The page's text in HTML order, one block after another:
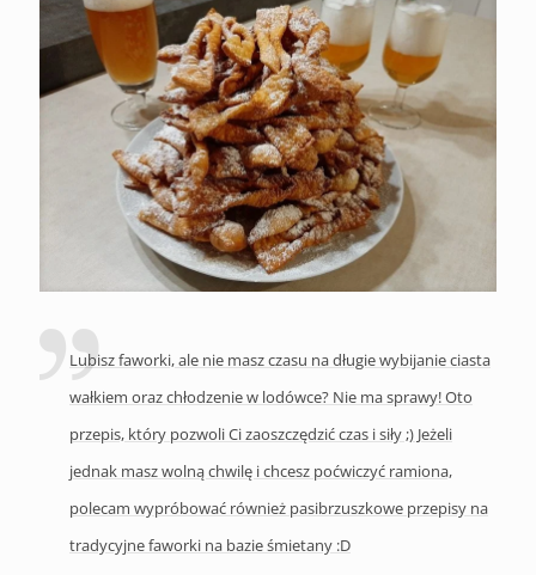
Lubisz faworki, ale nie masz czasu na długie wybijanie ciasta
wałkiem oraz chłodzenie w lodówce? Nie ma sprawy! Oto
przepis, który pozwoli Ci zaoszczędzić czas i siły ;) Jeżeli
jednak masz wolną chwilę i chcesz poćwiczyć ramiona,
polecam wypróbować również pasibrzuszkowe przepisy na
tradycyjne faworki na bazie śmietany :D